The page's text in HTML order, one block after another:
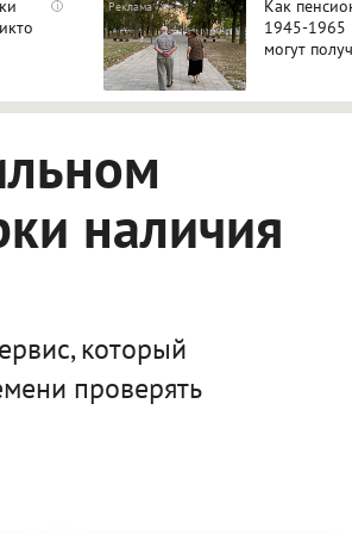
i
Как
1945-1965
могут
наличия
который
проверять